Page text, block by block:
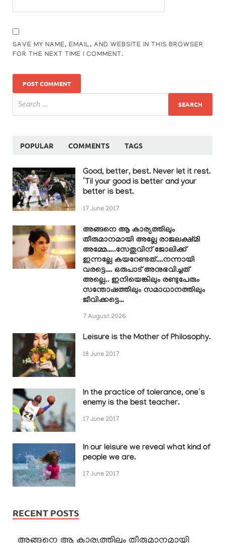
SAVE MY NAME, EMAIL, AND WEBSITE IN THIS BROWSER
FOR THE NEXT TIME I COMMENT.
POPULAR COMMENTS TAGS
Good, better, best. Never let it rest.
‘Til your good is better and your
better is best.
17 June 2017
അങ്ങനെ ആ കാര്യത്തിലും
തീരുമാനമായി അല്ലേ രാജലക്ഷ്മി
അമ്മേ…..സേതുവിന് ജോലിക്ക്
ഇന്നല്ലേ കയറേണ്ടത്….നന്നായി
വരട്ടെ…. ഒരുപാട് അനുഭവിച്ചത്
അല്ലെ.. ഇനിയെങ്കിലും രണ്ടുപേരും
സന്തോഷത്തിലും സമാധാനത്തിലും
ജീവിക്കട്ടെ…
7 August 2026
Leisure is the Mother of Philosophy.
18 June 2017
In the practice of tolerance, one’s
enemy is the best teacher.
17 June 2017
In our leisure we reveal what kind of
people we are.
17 June 2017
RECENT POSTS
അങ്ങനെ ആ കാര്യത്തിലും തീരുമാനമായി